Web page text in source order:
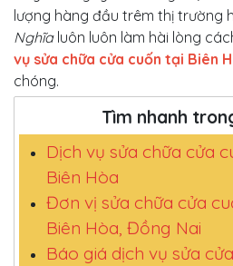
lượng hàng đầu trêm thị trường
Nghĩaluôn luôn làm hài lòng
vụ sửa chữa cửa cuốn tại Biên
chóng.
Tìm nhanh
Dịch vụ sửa chữa cửa
Biên Hòa
Đơn vị sửa chữa cửa
Biên Hòa, Đồng Nai
Báo giá dịch vụ sửa